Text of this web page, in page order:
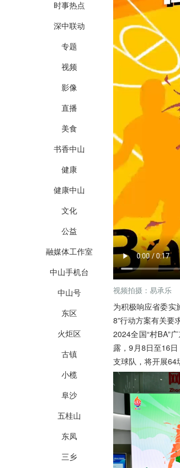
时事热点
深中联动
专题
视频
影像
直播
美食
书香中山
健康
健康中山
文化
公益
融媒体工作室
中山手机台
中山号
东区
火炬区
古镇
小榄
阜沙
五桂山
东凤
三乡
视频拍摄：易承乐
为积极响应省委实
8”行动方案有关要
2024全国“村BA”
露，9月8日至16
支球队，将开展64